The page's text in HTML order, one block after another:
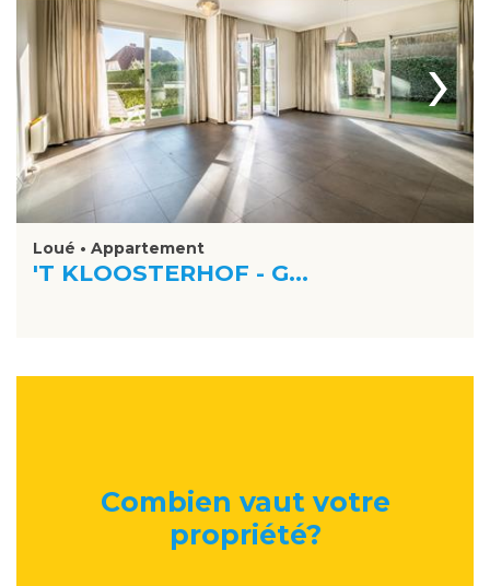
›
Loué • Appartement
'T KLOOSTERHOF - G...
Combien vaut votre
propriété?